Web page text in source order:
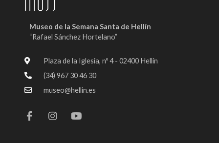
Museo de la Semana Santa de Hellín
“Rafael Sánchez Hortelano”
Plaza de la Iglesia, nº 4 - 02400 Hellín
(34) 967 30 46 30
museo@hellin.es
a
c
n
s
o
u